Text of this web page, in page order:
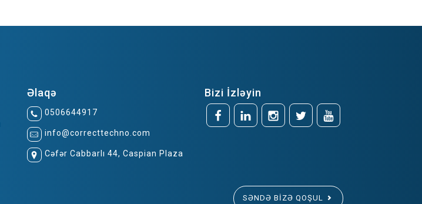
Əlaqə
0506644917
info@correcttechno.com
Cəfər Cabbarlı 44, Caspian Plaza
Bizi İzləyin
SƏNDƏ BIZƏ QOŞUL